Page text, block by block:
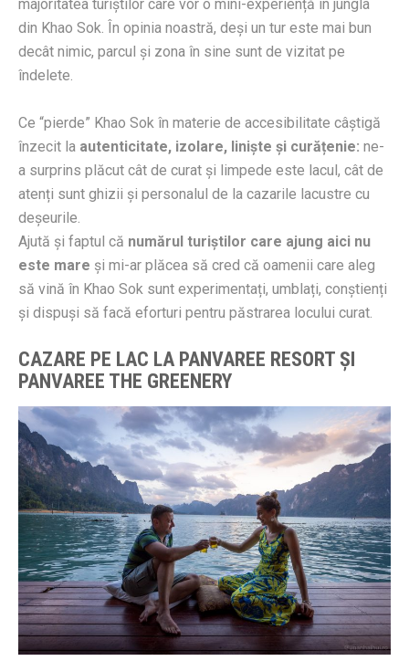
majoritatea turiștilor care vor o mini-experiență în jungla
din Khao Sok. În opinia noastră, deși un tur este mai bun
decât nimic, parcul și zona în sine sunt de vizitat pe
îndelete.
Ce “pierde” Khao Sok în materie de accesibilitate câștigă
înzecit la autenticitate, izolare, liniște și curățenie: ne-
a surprins plăcut cât de curat și limpede este lacul, cât de
atenți sunt ghizii și personalul de la cazarile lacustre cu
deșeurile.
Ajută și faptul că numărul turiștilor care ajung aici nu
este mare și mi-ar plăcea să cred că oamenii care aleg
să vină în Khao Sok sunt experimentați, umblați, conștienți
și dispuși să facă eforturi pentru păstrarea locului curat.
CAZARE PE LAC LA PANVAREE RESORT ȘI
PANVAREE THE GREENERY